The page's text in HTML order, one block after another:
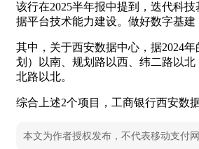
该行在2025半年报中提到，迭代科
据平台技术能力建设。做好数字基
其中，关于西安数据中心，据2024
划）以南、规划路以西、纬二路以
北路以北。
综合上述2个项目，工商银行西安数
本文为作者授权发布，不代表移动支付